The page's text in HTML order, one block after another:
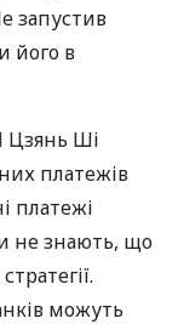
запустив
його в
Цзянь Ші
платежів
платежі
не знають, що
можуть